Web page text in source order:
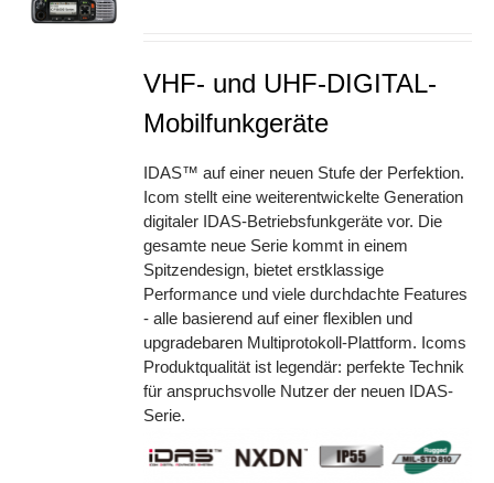
VHF- und UHF-DIGITAL-
Mobilfunkgeräte
IDAS™ auf einer neuen Stufe der Perfektion.
Icom stellt eine weiterentwickelte Generation
digitaler IDAS-Betriebsfunkgeräte vor. Die
gesamte neue Serie kommt in einem
Spitzendesign, bietet erstklassige
Performance und viele durchdachte Features
- alle basierend auf einer flexiblen und
upgradebaren Multiprotokoll-Plattform. Icoms
Produktqualität ist legendär: perfekte Technik
für anspruchsvolle Nutzer der neuen IDAS-
Serie.